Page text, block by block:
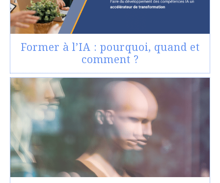
Former à l’IA : pourquoi, quand et
comment ?